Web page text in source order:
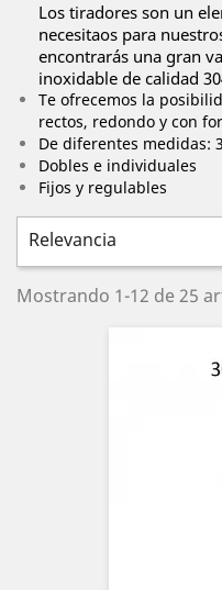
Los tiradores son un
necesitaos para
encontrarás una gran
inoxidable de calidad
Te ofrecemos la
rectos, redondo y con
De diferentes medidas:
Dobles e individuales
Fijos y regulables
Relevancia
Mostrando 1-12 de 25